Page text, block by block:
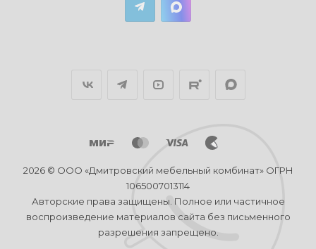
2026 © ООО «Дмитровский мебельный комбинат» ОГРН
1065007013114
Авторские права защищены. Полное или частичное
воспроизведение материалов сайта без письменного
разрешения запрещено.